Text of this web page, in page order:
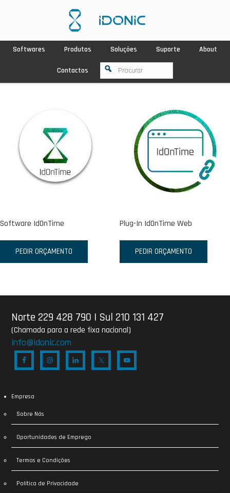
Softwares Produtos Soluções Suporte About
Contactos
Software IdOnTime
PEDIR ORÇAMENTO
Plug-In IdOnTime Web
PEDIR ORÇAMENTO
Norte 229 428 790 | Sul 210 131 427
(Chamada para a rede fixa nacional)
info@idonic.com
Empresa
Sobre Nós
Oportunidades de Emprego
Termos e Condições
Política de Privacidade